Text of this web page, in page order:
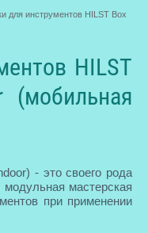
для инструментов HILST Box
HILST
(мобильная
- это своего рода
мастерская
при применении